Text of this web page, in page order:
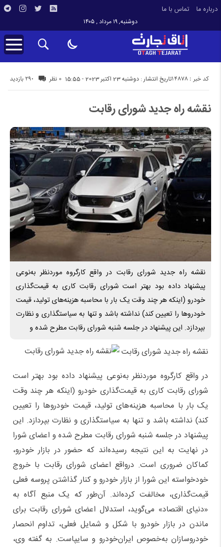
درباره ما تماس با ما
دوشنبه, ۱۹ مرداد , ۱۴۰۵
تاریخ انتشار : دوشنبه 23 اکتبر 2023 - 15:55 290 بازدید کد خبر : 14878 0 نظر
نقشه راه جدید شورای رقابت
نقشه راه جدید شورای رقابت در واقع کارگروه موردنظر به‌نوعی
پیشنهاد داده بود بهتر است شورای رقابت کاری به قیمت‌گذاری
خودرو (اینکه هر چند وقت یک بار با محاسبه هزینه‌های تولید، قیمت
خودروها را تعیین کند) نداشته باشد و تنها به سیاستگذاری و نظارت
بپردازد. این پیشنهاد در جلسه شنبه شورای رقابت مطرح‌ شده و
نقشه راه جدید شورای رقابت
در واقع کارگروه موردنظر به‌نوعی پیشنهاد داده بود بهتر است
شورای رقابت کاری به قیمت‌گذاری خودرو (اینکه هر چند وقت
یک بار با محاسبه هزینه‌های تولید، قیمت خودروها را تعیین
کند) نداشته باشد و تنها به سیاستگذاری و نظارت بپردازد. این
پیشنهاد در جلسه شنبه شورای رقابت مطرح‌ شده و اعضای شورا
در نهایت به این نتیجه رسیده‌اند که حضور در بازار خودرو،
کماکان ضروری است. درواقع اعضای شورای رقابت با خروج
خودخواسته این شورا از بازار خودرو و کنار گذاشتن پروسه فعلی
قیمت‌گذاری، مخالفت کرده‌اند. آن‌طور که یک منبع آگاه به
«دنیای اقتصاد» می‌گوید، استدلال اعضای شورای رقابت برای
ماندن در بازار خودرو با شکل و شمایل فعلی، تداوم انحصار
خودروسازان به‌خصوص ایران‌خودرو و سایپاست. به گفته وی،